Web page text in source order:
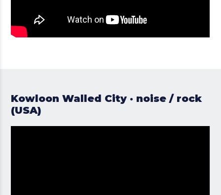
Kowloon Walled City · noise / rock
(USA)